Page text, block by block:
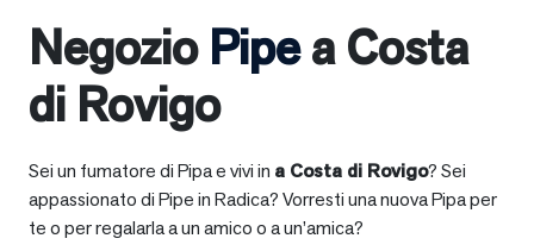
Negozio Pipea Costa
di Rovigo
Sei un fumatore di Pipa e vivi in a Costa di Rovigo? Sei
appassionato di Pipe in Radica? Vorresti una nuova Pipa per
te o per regalarla a un amico o a un’amica?